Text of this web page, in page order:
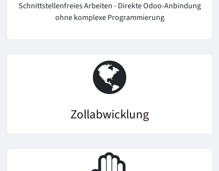
Schnittstellenfreies Arbeiten - Direkte Odoo-Anbindung
ohne komplexe Programmierung
Zollabwicklung